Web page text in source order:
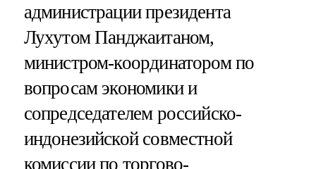
администрации президента
Лухутом Панджаитаном,
министром-координатором по
вопросам экономики и
сопредседателем российско-
индонезийской совместной
комиссии по торгово-